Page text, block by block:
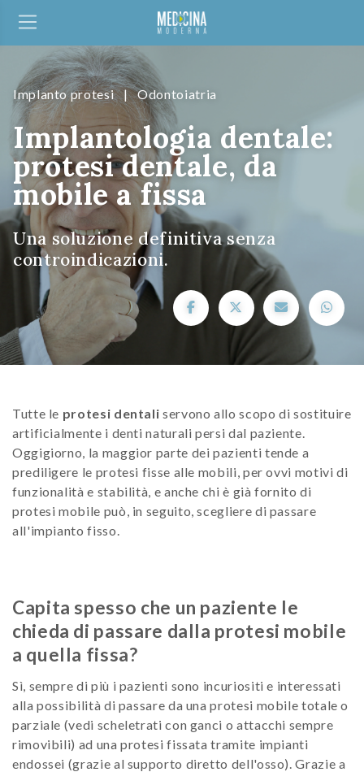
Implanto protesi | Odontoiatria
Implantologia dentale:
protesi dentale, da
mobile a fissa
Una soluzione definitiva senza
controindicazioni.
Tutte le protesi dentali servono allo scopo di sostituire
artificialmente i denti naturali persi dal paziente.
Oggigiorno, la maggior parte dei pazienti tende a
prediligere le protesi fisse alle mobili, per ovvi motivi di
funzionalità e stabilità, e anche chi è già fornito di
protesi mobile può, in seguito, scegliere di passare
all'impianto fisso.
Capita spesso che un paziente le
chieda di passare dalla protesi mobile
a quella fissa?
Sì, sempre di più i pazienti sono incuriositi e interessati
alla possibilità di passare da una protesi mobile totale o
parziale (vedi scheletrati con ganci o attacchi sempre
rimovibili) ad una protesi fissata tramite impianti
endossei (grazie al supporto diretto dell'osso). Grazie a